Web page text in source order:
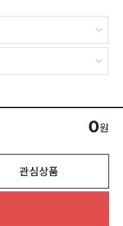
0원
관심상품